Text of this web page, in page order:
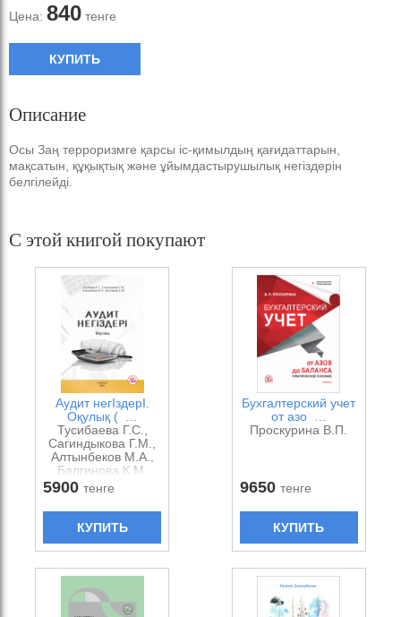
Цена: 840 тенге
КУПИТЬ
Описание
Осы Заң терроризмге қарсы іс-қимылдың қағидаттарын,
мақсатын, құқықтық және ұйымдастырушылық негіздерін
белгілейді.
С этой книгой покупают
Аудит негІздерІ.
Оқулық ( …
Тусибаева Г.С.,
Сагиндыкова Г.М.,
Алтынбеков М.А.,
Балгинова К.М.
5900тенге
КУПИТЬ
Бухгалтерский учет
от азо …
Проскурина В.П.
9650 тенге
КУПИТЬ